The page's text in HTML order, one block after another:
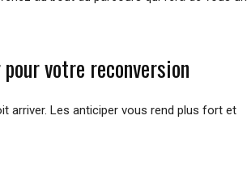
votre reconversion
arriver. Les anticiper vous rend plus fort et